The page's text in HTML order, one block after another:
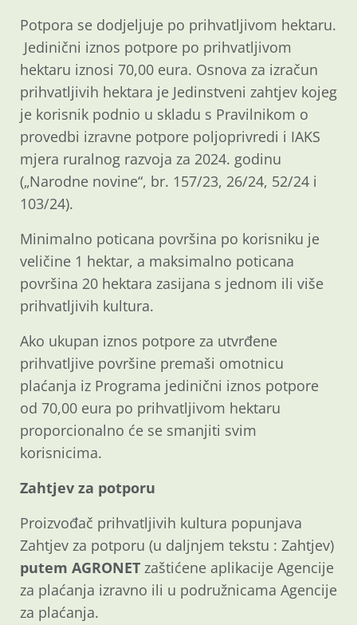
Potpora se dodjeljuje po prihvatljivom hektaru.
Jedinični iznos potpore po prihvatljivom
hektaru iznosi 70,00 eura. Osnova za izračun
prihvatljivih hektara je Jedinstveni zahtjev kojeg
je korisnik podnio u skladu s Pravilnikom o
provedbi izravne potpore poljoprivredi i IAKS
mjera ruralnog razvoja za 2024. godinu
(„Narodne novine“, br. 157/23, 26/24, 52/24 i
103/24).
Minimalno poticana površina po korisniku je
veličine 1 hektar, a maksimalno poticana
površina 20 hektara zasijana s jednom ili više
prihvatljivih kultura.
Ako ukupan iznos potpore za utvrđene
prihvatljive površine premaši omotnicu
plaćanja iz Programa jedinični iznos potpore
od 70,00 eura po prihvatljivom hektaru
proporcionalno će se smanjiti svim
korisnicima.
Zahtjev za potporu
Proizvođač prihvatljivih kultura popunjava
Zahtjev za potporu (u daljnjem tekstu : Zahtjev)
putem AGRONET zaštićene aplikacije Agencije
za plaćanja izravno ili u podružnicama Agencije
za plaćanja.